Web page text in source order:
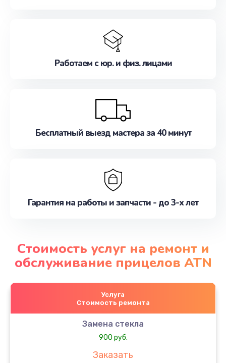
Работаем с юр. и физ. лицами
Бесплатный выезд мастера за 40 минут
Гарантия на работы и запчасти - до 3-х лет
Стоимость услуг на ремонт и
обслуживание прицелов ATN
Услуга
Стоимость ремонта
Замена стекла
900 руб.
Заказать